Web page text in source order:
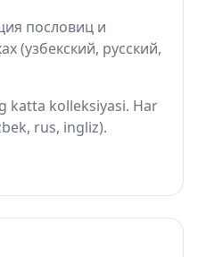
пословиц и
(узбекский, русский,
katta kolleksiyasi. Har
rus, ingliz).